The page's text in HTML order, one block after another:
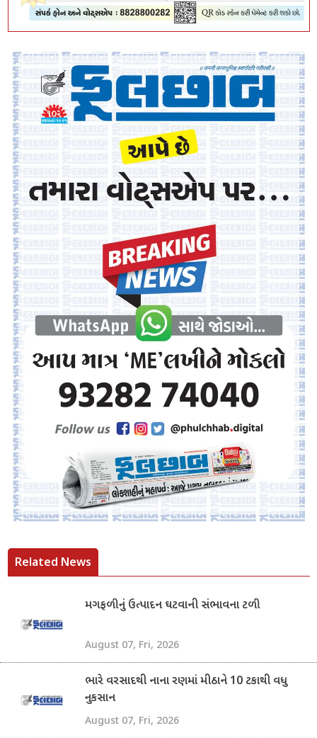
Related News
મગફળીનું ઉત્પાદન ઘટવાની સંભાવના ટળી
August 07, Fri, 2026
ભારે વરસાદથી નાના રણમાં મીઠાને 10 ટકાથી વધુ
નુકસાન
August 07, Fri, 2026